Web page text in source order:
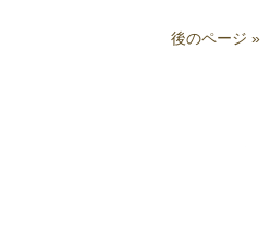
後のページ »